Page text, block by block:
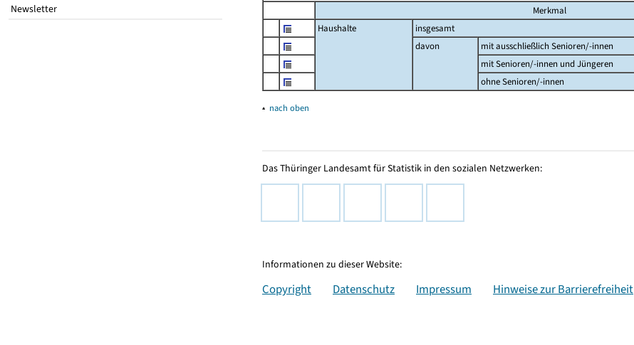
Newsletter
Merkmal
Haushalte
insgesamt
davon
mit ausschließlich Senioren/-innen
mit Senioren/-innen und Jüngeren
ohne Senioren/-innen
▴ nach oben
Das Thüringer Landesamt für Statistik in den sozialen Netzwerken:
Informationen zu dieser Website:
Copyright Datenschutz Impressum Hinweise zur Barrierefreiheit